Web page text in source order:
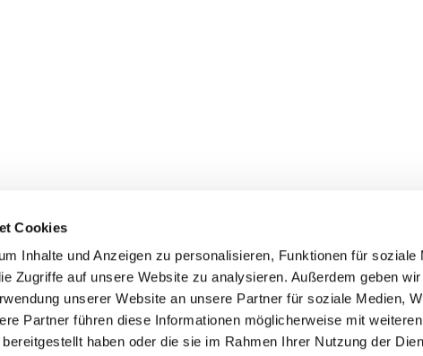
Cookies
Inhalte und Anzeigen zu personalisieren, Funktionen für soziale
Zugriffe auf unsere Website zu analysieren. Außerdem geben wir
unserer Website an unsere Partner für soziale Medien,
Partner führen diese Informationen möglicherweise mit
haben oder die sie im Rahmen Ihrer Nutzung der